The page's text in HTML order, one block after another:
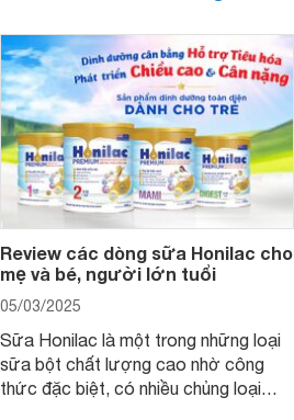
Review các dòng sữa Honilac cho
mẹ và bé, người lớn tuổi
05/03/2025
Sữa Honilac là một trong những loại
sữa bột chất lượng cao nhờ công
thức đặc biệt, có nhiều chủng loại